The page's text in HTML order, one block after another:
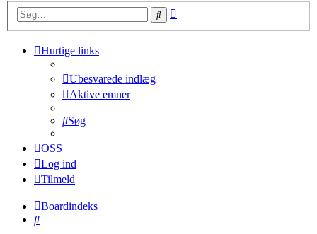
Søg
Hurtige links
Ubesvarede indlæg
Aktive emner
Søg
OSS
Log ind
Tilmeld
Boardindeks
Søg